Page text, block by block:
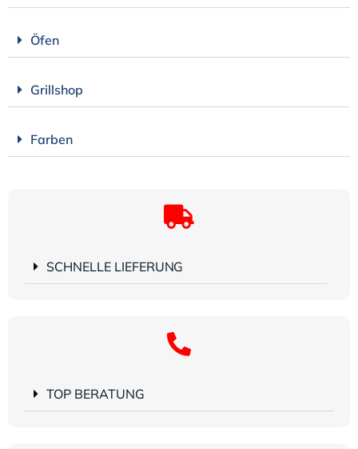
Öfen
Grillshop
Farben
SCHNELLE LIEFERUNG
TOP BERATUNG